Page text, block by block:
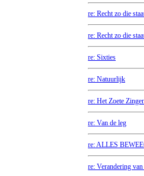
re: Recht zo die
re: Recht zo die
re: Sixties
re: Natuurlijk
re: Het Zoete
re: Van de leg
re: ALLES
re: Verandering